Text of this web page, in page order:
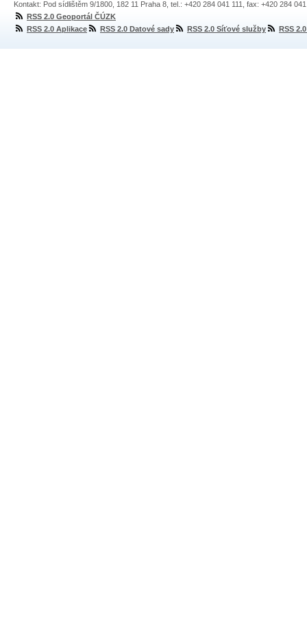
Kontakt: Pod sídlištěm 9/1800, 182 11 Praha 8, tel.: +420 284 041 111, fax: +420 284
RSS 2.0 Geoportál ČÚZK
RSS 2.0 Aplikace
RSS 2.0 Datové sady RSS 2.0 Síťové služby RSS